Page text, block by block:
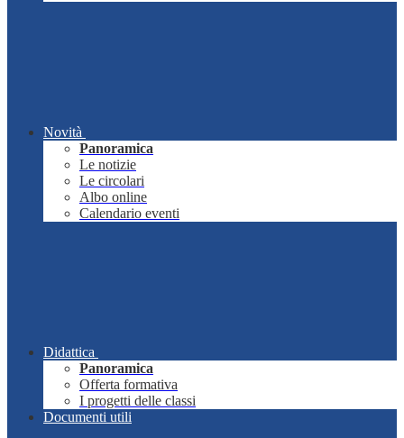
Novità
Panoramica
Le notizie
Le circolari
Albo online
Calendario eventi
Didattica
Panoramica
Offerta formativa
I progetti delle classi
Documenti utili